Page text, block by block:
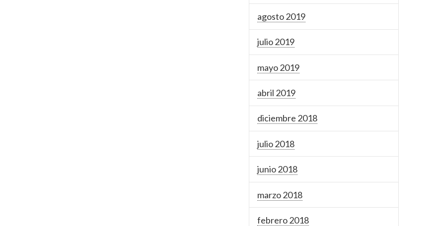
agosto 2019
julio 2019
mayo 2019
abril 2019
diciembre 2018
julio 2018
junio 2018
marzo 2018
febrero 2018